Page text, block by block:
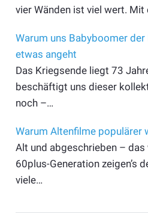
vier Wänden ist viel wert. Mit
Warum uns Babyboomer
etwas angeht
Das Kriegsende liegt 73
beschäftigt uns dieser
noch –…
Warum Altenfilme populärer
Alt und abgeschrieben – das
60plus-Generation zeigen’s
viele…